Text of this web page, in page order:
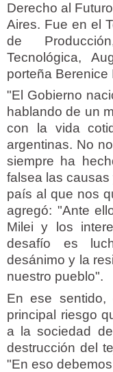
Derecho al
Aires. Fue en el
de
Tecnológica,
porteña Berenice
"El Gobierno
hablando de un
con la vida
argentinas. No
siempre ha
falsea las
país al que nos
agregó: "Ante
Milei y los
desafío es
desánimo y la
nuestro pueblo".
En ese sentido,
principal riesgo
a la sociedad
destrucción del
"En eso